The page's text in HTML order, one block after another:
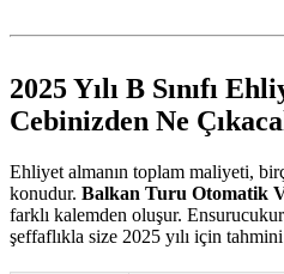
2025 Yılı B Sınıfı
Cebinizden Ne
Ehliyet almanın toplam maliyeti,
konudur. Balkan Turu Otomatik
farklı kalemden oluşur.
şeffaflıkla size 2025 yılı için